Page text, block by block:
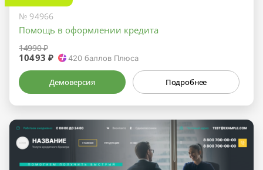
№ 94966
Помощь в оформлении кредита
14990 ₽
10493 ₽ 420 баллов Плюса
Демоверсия Подробнее